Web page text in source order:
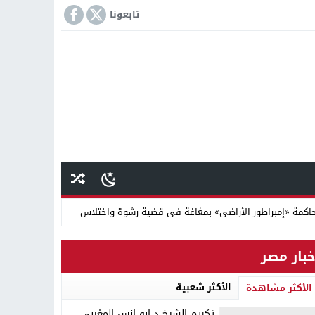
تابعونا
«إمبراطور الأراضى» بمغاغة فى قضية رشوة واختلاس
دينية سودانية
مصر
الأكثر مشاهدة الأكثر شعبية